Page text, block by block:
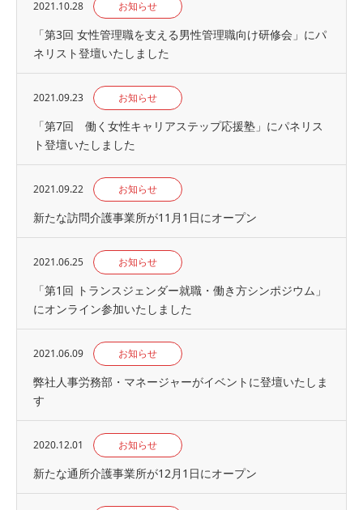
2021.10.28 お知らせ
「第3回 女性管理職を支える男性管理職向け研修会」にパ
ネリスト登壇いたしました
2021.09.23 お知らせ
「第7回 働く女性キャリアステップ応援塾」にパネリス
ト登壇いたしました
2021.09.22 お知らせ
新たな訪問介護事業所が11月1日にオープン
2021.06.25 お知らせ
「第1回 トランスジェンダー就職・働き方シンポジウム」
にオンライン参加いたしました
2021.06.09 お知らせ
弊社人事労務部・マネージャーがイベントに登壇いたしま
す
2020.12.01 お知らせ
新たな通所介護事業所が12月1日にオープン